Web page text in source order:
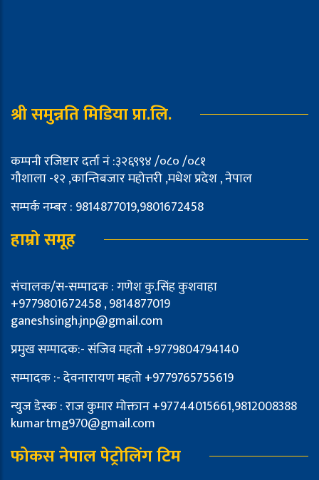
श्री समुन्नति मिडिया प्रा.लि.
कम्पनी रजिष्टार दर्ता नं :३२६९९४ /०८० /०८१
गौशाला -१२ ,कान्तिबजार महोत्तरी ,मधेश प्रदेश , नेपाल
सम्पर्क नम्बर : 9814877019,9801672458
हाम्रो समूह
संचालक/स-सम्पादक : गणेश कु.सिंह कुशवाहा
+9779801672458 , 9814877019
ganeshsingh.jnp@gmail.com
प्रमुख सम्पादक:- संजिव महतो +9779804794140
सम्पादक :- देवनारायण महतो +9779765755619
न्युज डेस्क : राज कुमार मोक्तान +97744015661,9812008388
kumartmg970@gmail.com
फोकस नेपाल पेट्रोलिंग टिम